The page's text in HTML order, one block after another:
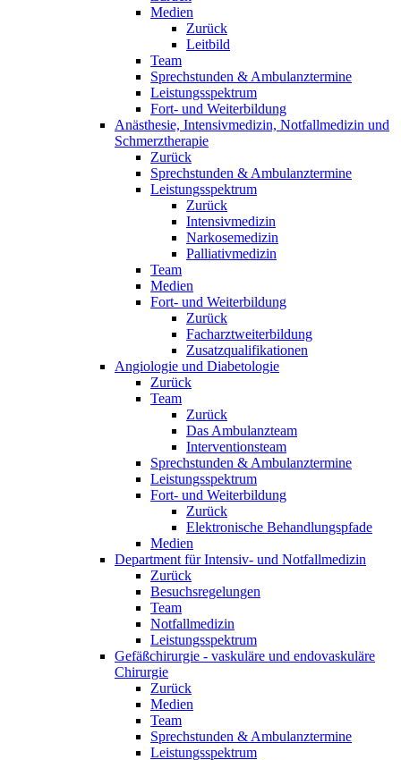
Medien
Zurück
Leitbild
Team
Sprechstunden & Ambulanztermine
Leistungsspektrum
Fort- und Weiterbildung
Anästhesie, Intensivmedizin, Notfallmedizin und
Schmerztherapie
Zurück
Sprechstunden & Ambulanztermine
Leistungsspektrum
Zurück
Intensivmedizin
Narkosemedizin
Palliativmedizin
Team
Medien
Fort- und Weiterbildung
Zurück
Facharztweiterbildung
Zusatzqualifikationen
Angiologie und Diabetologie
Zurück
Team
Zurück
Das Ambulanzteam
Interventionsteam
Sprechstunden & Ambulanztermine
Leistungsspektrum
Fort- und Weiterbildung
Zurück
Elektronische Behandlungspfade
Medien
Department für Intensiv- und Notfallmedizin
Zurück
Besuchsregelungen
Team
Notfallmedizin
Leistungsspektrum
Gefäßchirurgie - vaskuläre und endovaskuläre
Chirurgie
Zurück
Medien
Team
Sprechstunden & Ambulanztermine
Leistungsspektrum